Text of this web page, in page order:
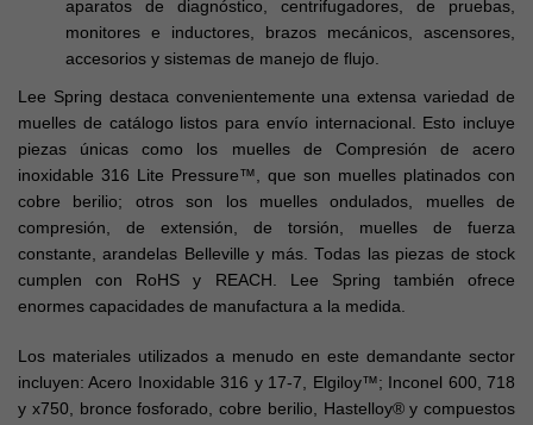
aparatos de diagnóstico, centrifugadores, de pruebas,
monitores e inductores, brazos mecánicos, ascensores,
accesorios y sistemas de manejo de flujo.
Lee Spring destaca convenientemente una extensa variedad de
muelles de catálogo listos para envío internacional. Esto incluye
piezas únicas como los muelles de Compresión de acero
inoxidable 316 Lite Pressure™, que son muelles platinados con
cobre berilio; otros son los muelles ondulados, muelles de
compresión, de extensión, de torsión, muelles de fuerza
constante, arandelas Belleville y más. Todas las piezas de stock
cumplen con RoHS y REACH. Lee Spring también ofrece
enormes capacidades de manufactura a la medida.
Los materiales utilizados a menudo en este demandante sector
incluyen: Acero Inoxidable 316 y 17-7, Elgiloy™; Inconel 600, 718
y x750, bronce fosforado, cobre berilio, Hastelloy® y compuestos